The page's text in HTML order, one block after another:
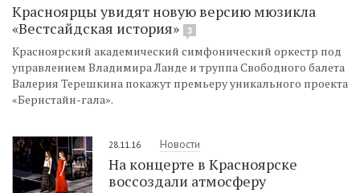
Красноярцы увидят новую версию мюзикла
«Вестсайдская история»
3
Красноярский академический симфонический оркестр под
управлением Владимира Ланде и труппа Свободного балета
Валерия Терешкина покажут премьеру уникального проекта
«Бернстайн-гала».
28.11.16 Новости
На концерте в Красноярске
воссоздали атмосферу